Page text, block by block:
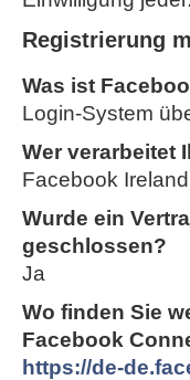
Registrierung
Was ist
Login-System
Wer verarbeitet
Facebook
Wurde ein
geschlossen?
Ja
Wo finden Sie
Facebook
https://de-